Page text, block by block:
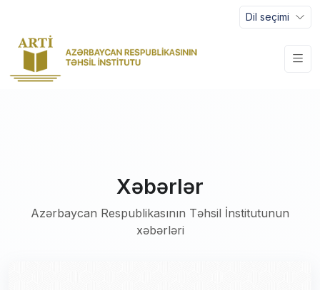
Dil seçimi
Xəbərlər
Azərbaycan Respublikasının Təhsil İnstitutunun
xəbərləri